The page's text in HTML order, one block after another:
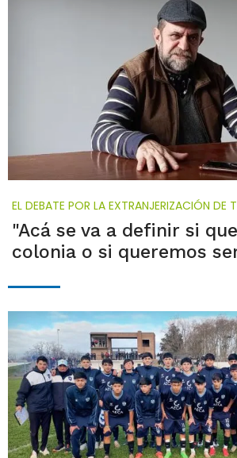
EL DEBATE POR LA EXTRANJERIZACIÓN DE
"Acá se va a definir si
colonia o si queremos